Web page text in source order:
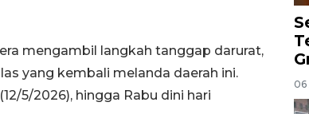
mengambil langkah tanggap darurat,
yang kembali melanda daerah ini.
5/2026), hingga Rabu dini hari
06